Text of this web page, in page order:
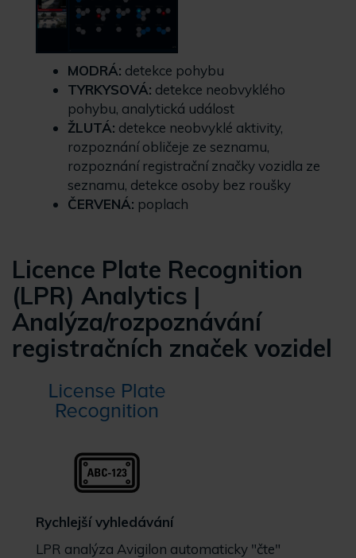
MODRÁ: detekce pohybu
TYRKYSOVÁ: detekce neobvyklého
pohybu, analytická událost
ŽLUTÁ: detekce neobvyklé aktivity,
rozpoznání obličeje ze seznamu,
rozpoznání registrační značky vozidla ze
seznamu, detekce osoby bez roušky
ČERVENÁ: poplach
Licence Plate Recognition
(LPR) Analytics |
Analýza/rozpoznávání
registračních značek vozidel
Rychlejší vyhledávání
LPR analýza Avigilon automaticky "čte"